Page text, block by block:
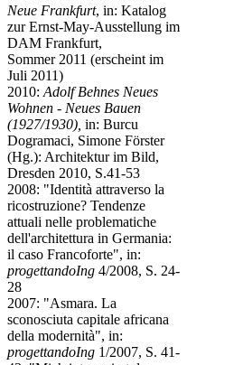
Neue Frankfurt, in: Katalog
zur Ernst-May-Ausstellung im
DAM Frankfurt,
Sommer 2011 (erscheint im
Juli 2011)
2010: Adolf Behnes Neues
Wohnen - Neues Bauen
(1927/1930), in: Burcu
Dogramaci, Simone Förster
(Hg.): Architektur im Bild,
Dresden 2010, S.41-53
2008: "Identità attraverso la
ricostruzione? Tendenze
attuali nelle problematiche
dell'architettura in Germania:
il caso Francoforte", in:
progettandoIng 4/2008, S. 24-
28
2007: "Asmara. La
sconosciuta capitale africana
della modernità", in:
progettandoIng 1/2007, S. 41-